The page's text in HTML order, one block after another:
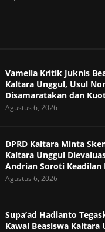
Vamelia Kritik Juknis
Kaltara Unggul, Usul
Disamaratakan dan
Agustus 6, 2026
DPRD Kaltara Minta
Kaltara Unggul
Andrian Soroti Keadilan
Agustus 6, 2026
Supa’ad Hadianto
Kawal Beasiswa Kaltara